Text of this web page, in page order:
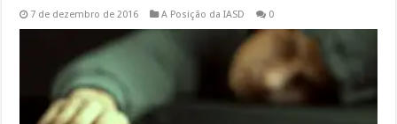
7 de dezembro de 2016 A Posição da IASD 0